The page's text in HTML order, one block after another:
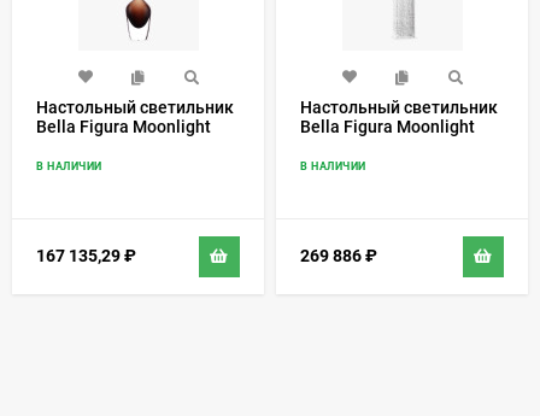
Настольный светильник
Bella Figura Moonlight
В НАЛИЧИИ
167 135,29₽
Настольный светильник
Bella Figura Moonlight
В НАЛИЧИИ
269 886₽